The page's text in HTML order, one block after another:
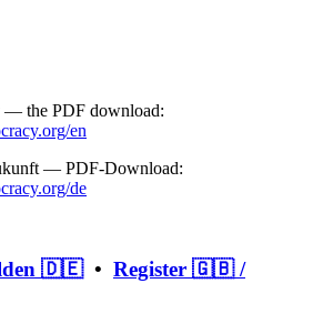
— the PDF download:
en
— PDF-Download:
de
🇩🇪• Register 🇬🇧 /